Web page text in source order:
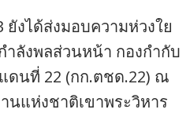
งได้ส่งมอบความห่วงใย
ลังพลส่วนหน้า กองกำกับ
ดนที่ 22 (กก.ตชด.22) ณ
นแห่งชาติเขาพระวิหาร